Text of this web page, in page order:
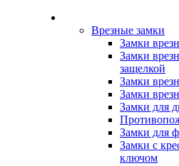
Врезные замки
Замки
Замки
защелкой
Замки
Замки
Замки для
Замки для
Замки с
ключом